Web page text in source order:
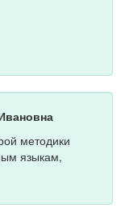
методики
языкам,